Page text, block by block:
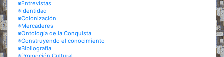
※Entrevistas
※Identidad
※Colonización
※Mercaderes
※Ontología de la Conquista
※Construyendo el conocimiento
※Bibliografía
※Promoción Cultural